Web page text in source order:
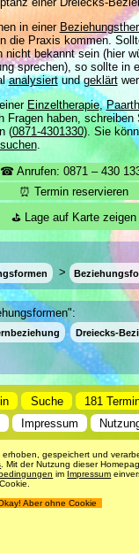
in einer
die Praxis kommen.
nicht bekannt sein (hier
sprechen), so sollte in
analysiertundgeklärt
Einzeltherapie,
Fragen haben, schreiben
(0871-4301330). Sie
.
☎ Anrufen: 0871 – 430
⏰ Termin reservieren
⛳ Lage auf Karte zeigen
Dreiecks-
Suche
181
Impressum
erhoben, gespeichert und
. Mit der Nutzung dieser
im Impressum
Aber ohne Cookie